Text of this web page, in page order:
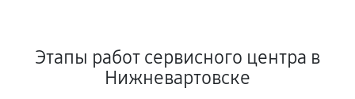
Этапы работ сервисного центра в
Нижневартовске